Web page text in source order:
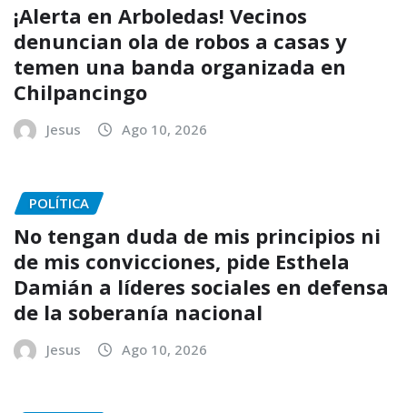
¡Alerta en Arboledas! Vecinos
denuncian ola de robos a casas y
temen una banda organizada en
Chilpancingo
Jesus Ago 10, 2026
POLÍTICA
No tengan duda de mis principios ni
de mis convicciones, pide Esthela
Damián a líderes sociales en defensa
de la soberanía nacional
Jesus Ago 10, 2026